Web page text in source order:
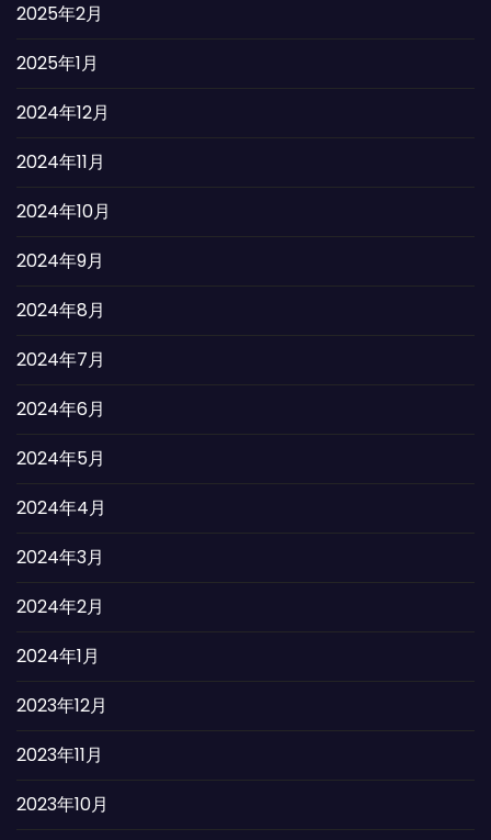
2025年2月
2025年1月
2024年12月
2024年11月
2024年10月
2024年9月
2024年8月
2024年7月
2024年6月
2024年5月
2024年4月
2024年3月
2024年2月
2024年1月
2023年12月
2023年11月
2023年10月